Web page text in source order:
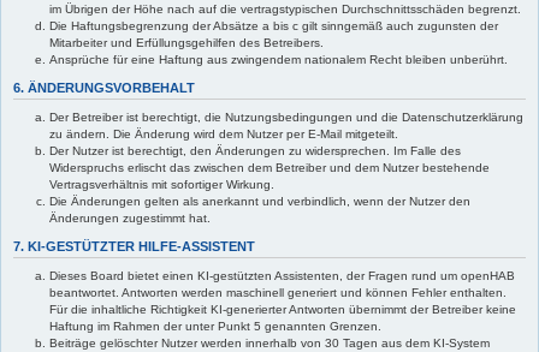
im Übrigen der Höhe nach auf die vertragstypischen Durchschnittsschäden begrenzt.
Die Haftungsbegrenzung der Absätze a bis c gilt sinngemäß auch zugunsten der
Mitarbeiter und Erfüllungsgehilfen des Betreibers.
Ansprüche für eine Haftung aus zwingendem nationalem Recht bleiben unberührt.
6. ÄNDERUNGSVORBEHALT
Der Betreiber ist berechtigt, die Nutzungsbedingungen und die Datenschutzerklärung
zu ändern. Die Änderung wird dem Nutzer per E-Mail mitgeteilt.
Der Nutzer ist berechtigt, den Änderungen zu widersprechen. Im Falle des
Widerspruchs erlischt das zwischen dem Betreiber und dem Nutzer bestehende
Vertragsverhältnis mit sofortiger Wirkung.
Die Änderungen gelten als anerkannt und verbindlich, wenn der Nutzer den
Änderungen zugestimmt hat.
7. KI-GESTÜTZTER HILFE-ASSISTENT
Dieses Board bietet einen KI-gestützten Assistenten, der Fragen rund um openHAB
beantwortet. Antworten werden maschinell generiert und können Fehler enthalten.
Für die inhaltliche Richtigkeit KI-generierter Antworten übernimmt der Betreiber keine
Haftung im Rahmen der unter Punkt 5 genannten Grenzen.
Beiträge gelöschter Nutzer werden innerhalb von 30 Tagen aus dem KI-System